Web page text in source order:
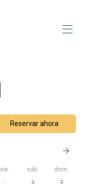
Reservar ahora
vie. sáb.
dom.
1 2